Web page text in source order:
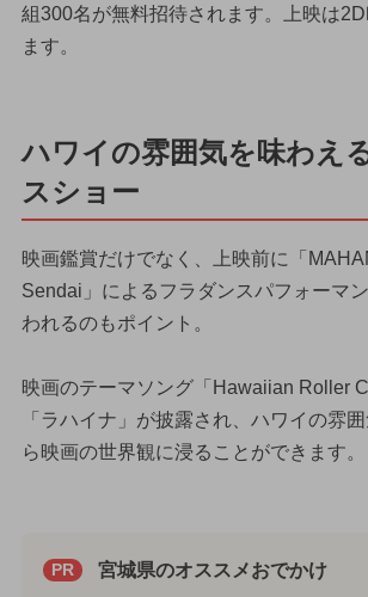
組300名が無料招待されます。上映は
ます。
ハワイの雰囲気を味わえ
スショー
映画鑑賞だけでなく、上映前に「
Sendai」によるフラダンスパフォーマ
われるのもポイント。
映画のテーマソング「Hawaiian Roller
「ラハイナ」が披露され、ハワイの雰
ら映画の世界観に浸ることができます。
PR 宮城県のオススメおでかけ